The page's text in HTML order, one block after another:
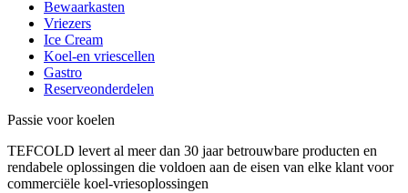
Bewaarkasten
Vriezers
Ice Cream
Koel-en vriescellen
Gastro
Reserveonderdelen
Passie voor koelen
TEFCOLD levert al meer dan 30 jaar betrouwbare producten en
rendabele oplossingen die voldoen aan de eisen van elke klant voor
commerciële koel-vriesoplossingen